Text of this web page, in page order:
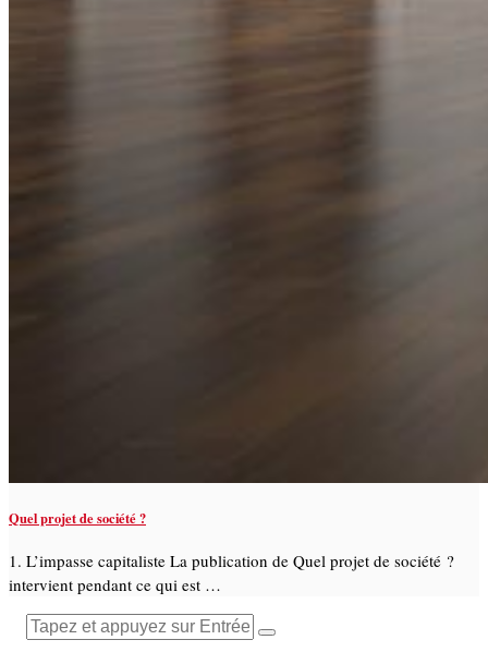
Quel projet de société ?
1. L’impasse capitaliste La publication de Quel projet de société ?
intervient pendant ce qui est …